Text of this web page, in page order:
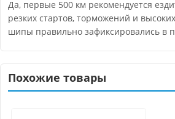
Да, первые 500 км рекомендуется
резких стартов, торможений и
шипы правильно зафиксировались в
Похожие товары